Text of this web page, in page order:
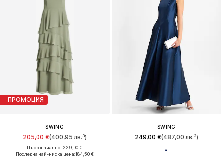
ПРОМОЦИЯ
SWING
205,00 €(400,95 лв.³)
Първоначално: 229,00 €
Последна най-ниска цена:184,50 €
SWING
249,00 €(487,00 лв.³)